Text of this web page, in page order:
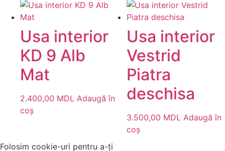
Usa interior
KD 9 Alb
Mat
2.400,00 MDL Adaugă în
coș
Usa interior
Vestrid
Piatra
deschisa
3.500,00 MDL Adaugă în
coș
Folosim cookie-uri pentru a-ți